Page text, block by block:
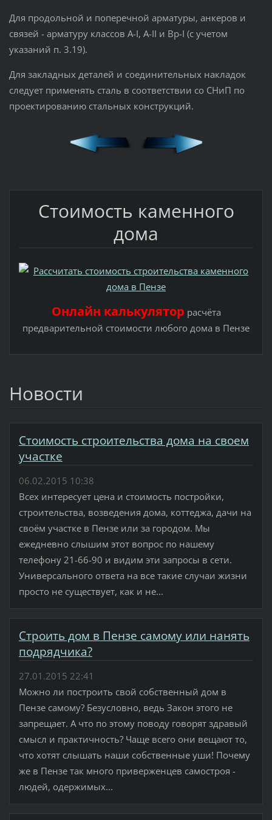
Для продольной и поперечной арматуры, анкеров и
связей - арматуру классов A-I, A-II и Bp-I (с учетом
указаний п. 3.19).
Для закладных деталей и соединительных накладок
следует применять сталь в соответствии со СНиП по
проектированию стальных конструкций.
Стоимость каменного
дома
Онлайн калькулятор расчёта
предварительной стоимости любого дома в Пензе
Новости
Стоимость строительства дома на своем
участке
06.02.2015 10:38
Всех интересует цена и стоимость постройки,
строительства, возведения дома, коттеджа, дачи на
своём участке в Пензе или за городом. Мы
ежедневно слышим этот вопрос по нашему
телефону 21-66-90 и видим эти запросы в сети.
Универсального ответа на все такие случаи жизни
просто не существует, как и не...
Строить дом в Пензе самому или нанять
подрядчика?
27.01.2015 22:41
Можно ли построить свой собственный дом в
Пензе самому? Безусловно, ведь Закон этого не
запрещает. А что по этому поводу говорят здравый
смысл и практичность? Чаще всего они вещают то,
что хотят слышать наши собственные уши! Почему
же в Пензе так много приверженцев самостроя -
людей, одержимых...